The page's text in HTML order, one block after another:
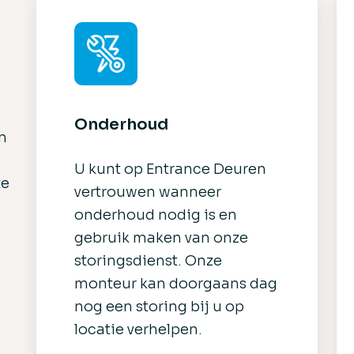
Onderhoud
U kunt op Entrance Deuren
vertrouwen wanneer
onderhoud nodig is en
gebruik maken van onze
storingsdienst. Onze
monteur kan doorgaans dag
nog een storing bij u op
locatie verhelpen.